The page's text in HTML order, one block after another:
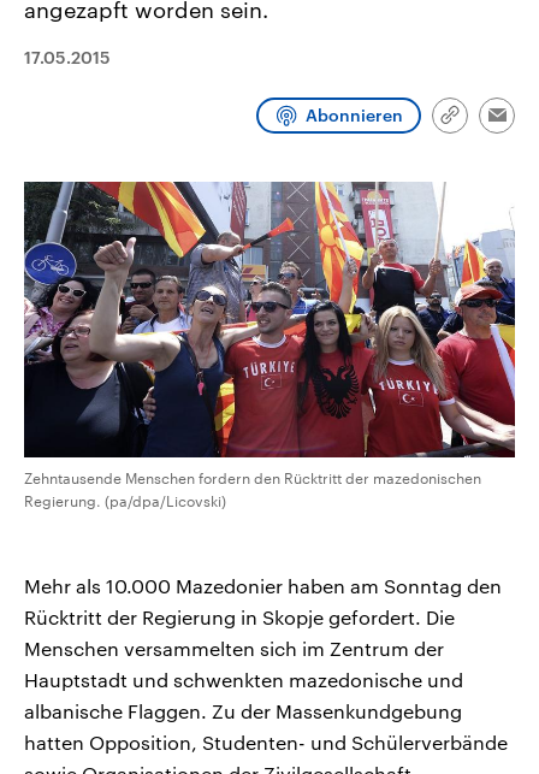
Bundesland von einer Koalition aus
Umfragen, Prognosen,
Wahlprogramme, aktuelle Berichte
und Kandidaten der anstehenden
angezapft worden sein.
17.05.2015
Abonnieren
Link
Zehntausende Menschen fordern den Rücktritt der mazedonischen
Regierung. (pa/dpa/Licovski)
Mehr als 10.000 Mazedonier haben am Sonntag den
Rücktritt der Regierung in Skopje gefordert. Die
Menschen versammelten sich im Zentrum der
Hauptstadt und schwenkten mazedonische und
albanische Flaggen. Zu der Massenkundgebung
hatten Opposition, Studenten- und Schülerverbände